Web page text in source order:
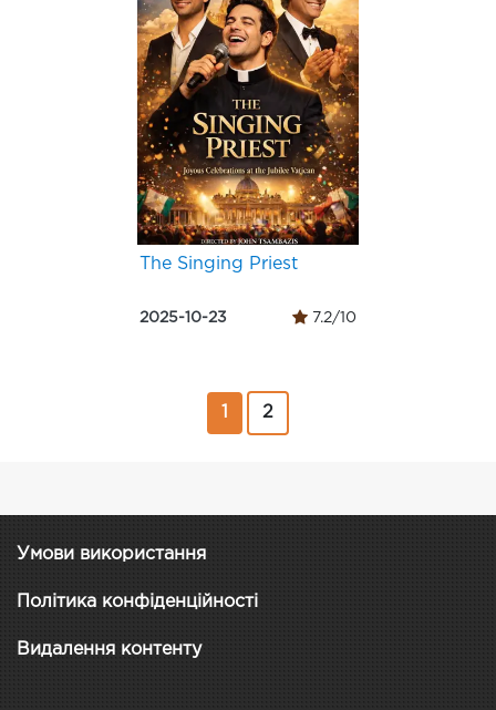
The Singing Priest
2025-10-23 7.2/10
2
Умови використання
Політика конфіденційності
Видалення контенту